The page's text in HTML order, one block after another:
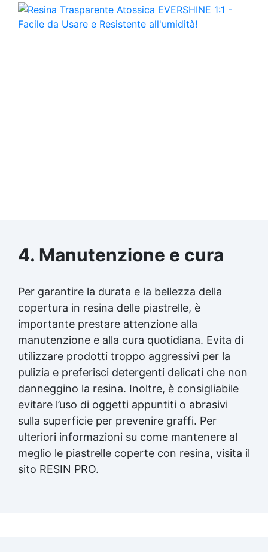
4. Manutenzione e cura
Per garantire la durata e la bellezza della
copertura in resina delle piastrelle, è
importante prestare attenzione alla
manutenzione e alla cura quotidiana. Evita di
utilizzare prodotti troppo aggressivi per la
pulizia e preferisci detergenti delicati che non
danneggino la resina. Inoltre, è consigliabile
evitare l’uso di oggetti appuntiti o abrasivi
sulla superficie per prevenire graffi. Per
ulteriori informazioni su come mantenere al
meglio le piastrelle coperte con resina, visita il
sito RESIN PRO.